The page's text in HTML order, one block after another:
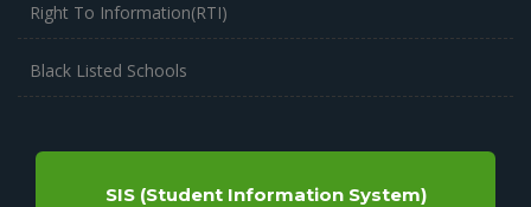
Right To Information(RTI)
Black Listed Schools
SIS (Student Information System)